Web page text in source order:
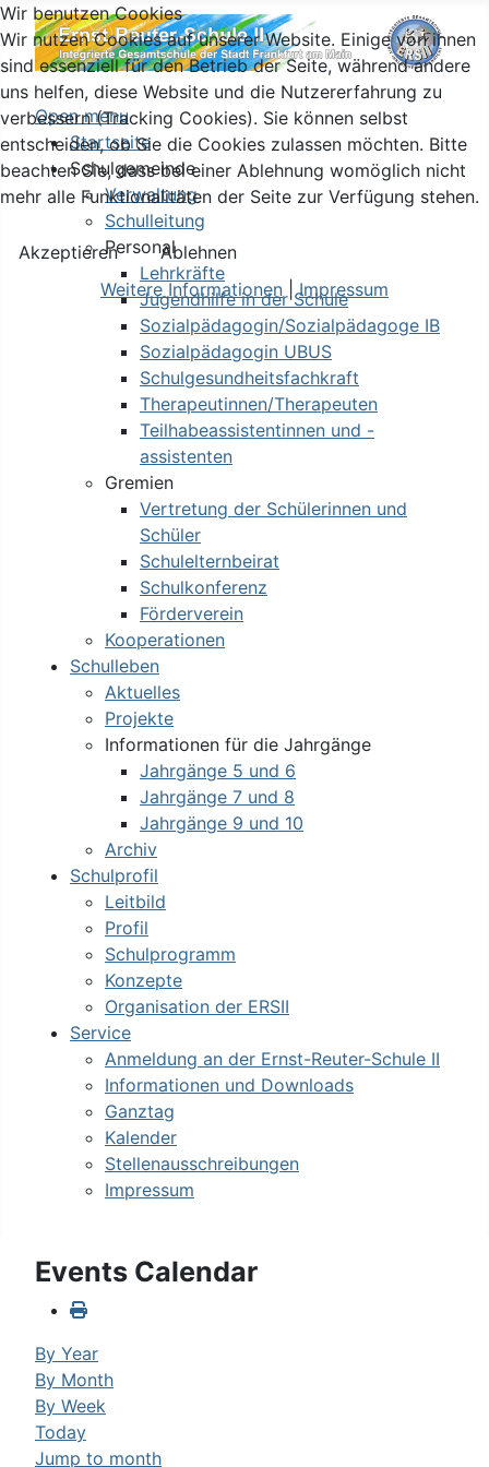
Open menu
Startseite
Schulgemeinde
Verwaltung
Schulleitung
Personal
Lehrkräfte
Jugendhilfe in der Schule
Sozialpädagogin/Sozialpädagoge IB
Sozialpädagogin UBUS
Schulgesundheitsfachkraft
Therapeutinnen/Therapeuten
Teilhabeassistentinnen und -
assistenten
Gremien
Vertretung der Schülerinnen und
Schüler
Schulelternbeirat
Schulkonferenz
Förderverein
Kooperationen
Schulleben
Aktuelles
Projekte
Informationen für die Jahrgänge
Jahrgänge 5 und 6
Jahrgänge 7 und 8
Jahrgänge 9 und 10
Archiv
Schulprofil
Leitbild
Profil
Schulprogramm
Konzepte
Organisation der ERSII
Service
Anmeldung an der Ernst-Reuter-Schule II
Informationen und Downloads
Ganztag
Kalender
Stellenausschreibungen
Impressum
Events Calendar
By Year
By Month
By Week
Today
Jump to month
Wir benutzen Cookies
Wir nutzen Cookies auf unserer Website. Einige von ihnen
sind essenziell für den Betrieb der Seite, während andere
uns helfen, diese Website und die Nutzererfahrung zu
verbessern (Tracking Cookies). Sie können selbst
entscheiden, ob Sie die Cookies zulassen möchten. Bitte
beachten Sie, dass bei einer Ablehnung womöglich nicht
mehr alle Funktionalitäten der Seite zur Verfügung stehen.
Akzeptieren
Ablehnen
Weitere Informationen |Impressum